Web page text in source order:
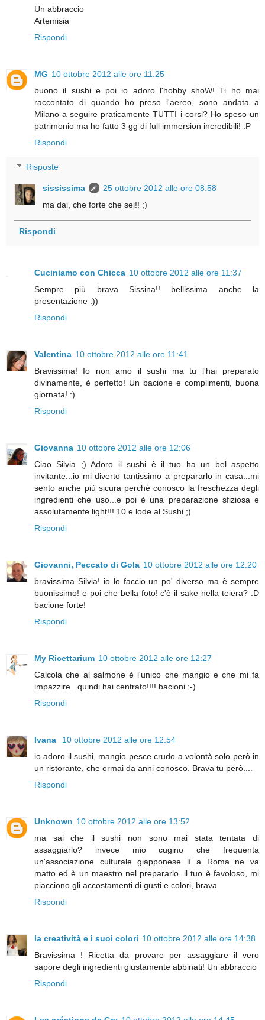
Un abbraccio
Artemisia
Rispondi
MG 10 ottobre 2012 alle ore 11:25
buono il sushi e poi io adoro l'hobby shoW! Ti ho mai
raccontato di quando ho preso l'aereo, sono andata a
Milano a seguire praticamente TUTTI i corsi? Ho speso un
patrimonio ma ho fatto 3 gg di full immersion incredibili! :P
Rispondi
Risposte
sississima
25 ottobre 2012 alle ore 08:58
ma dai, che forte che sei!! ;)
Rispondi
Cuciniamo con Chicca 10 ottobre 2012 alle ore 11:37
Sempre più brava Sissina!! bellissima anche la
presentazione :))
Rispondi
Valentina 10 ottobre 2012 alle ore 11:41
Bravissima! Io non amo il sushi ma tu l'hai preparato
divinamente, è perfetto! Un bacione e complimenti, buona
giornata! :)
Rispondi
Giovanna 10 ottobre 2012 alle ore 12:06
Ciao Silvia ;) Adoro il sushi è il tuo ha un bel aspetto
invitante...io mi diverto tantissimo a prepararlo in casa...mi
sento anche più sicura perchè conosco la freschezza degli
ingredienti che uso...e poi è una preparazione sfiziosa e
assolutamente light!!! 10 e lode al Sushi ;)
Rispondi
Giovanni, Peccato di Gola 10 ottobre 2012 alle ore 12:20
bravissima Silvia! io lo faccio un po' diverso ma è sempre
buonissimo! e poi che bella foto! c'è il sake nella teiera? :D
bacione forte!
Rispondi
My Ricettarium 10 ottobre 2012 alle ore 12:27
Calcola che al salmone è l'unico che mangio e che mi fa
impazzire.. quindi hai centrato!!!! bacioni :-)
Rispondi
Ivana
10 ottobre 2012 alle ore 12:54
io adoro il sushi, mangio pesce crudo a volontà solo però in
un ristorante, che ormai da anni conosco. Brava tu però....
Rispondi
Unknown 10 ottobre 2012 alle ore 13:52
ma sai che il sushi non sono mai stata tentata di
assaggiarlo? invece mio cugino che frequenta
un'associazione culturale giapponese lì a Roma ne va
matto ed è un maestro nel prepararlo. il tuo è favoloso, mi
piacciono gli accostamenti di gusti e colori, brava
Rispondi
la creatività e i suoi colori 10 ottobre 2012 alle ore 14:38
Bravissima ! Ricetta da provare per assaggiare il vero
sapore degli ingredienti giustamente abbinati! Un abbraccio
Rispondi